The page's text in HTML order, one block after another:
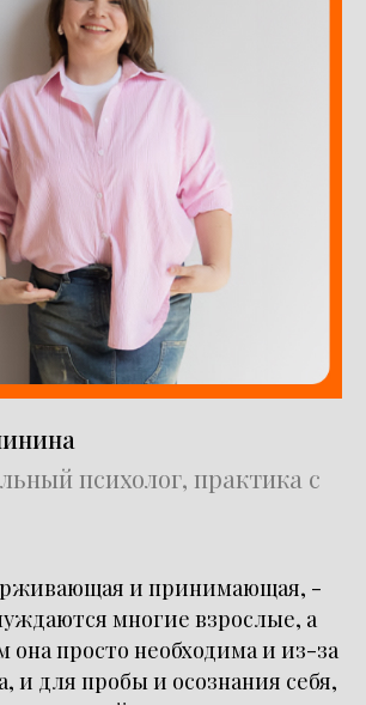
психолог, практика с
и принимающая, -
многие взрослые, а
она просто необходима и из-за
и для пробы и осознания себя,